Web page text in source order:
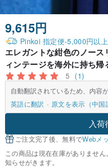
9,615円
Pinkoi 指定便-5,000円以
エレガントな紺色のノー
ィンテージを海外に持ち帰
5 (1)
自動翻訳されているため、内容
英語に翻訳
原文を表示（中国
入荷
ご注文完了後、無料でWebメ
この商品は現在在庫がありませ
知らせがきます。